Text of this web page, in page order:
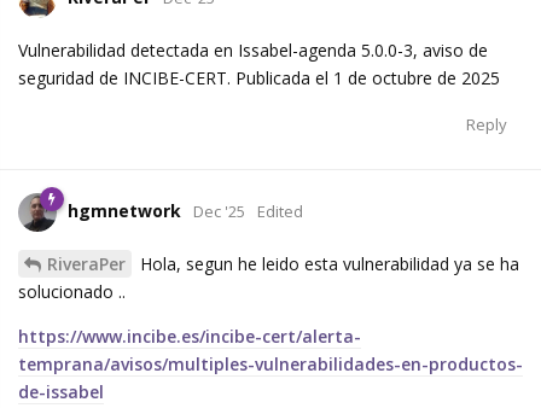
Vulnerabilidad detectada en Issabel-agenda 5.0.0-3, aviso de
seguridad de INCIBE-CERT. Publicada el 1 de octubre de 2025
Reply
hgmnetwork Dec '25 Edited
RiveraPer
Hola, segun he leido esta vulnerabilidad ya se ha
solucionado ..
https://www.incibe.es/incibe-cert/alerta-
temprana/avisos/multiples-vulnerabilidades-en-productos-
de-issabel